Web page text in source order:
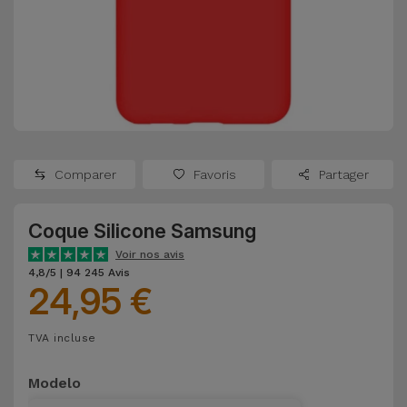
OnePlus
Google
Reconditionnés
Reconditionnés
Consoles de
Jeux
Reconditionnées
Voir
tout
Batteries
Chargeurs
Ecouteurs
et
Enceintes
Montres
Comparer Favoris Partager
Coque Silicone Samsung
Voir nos avis
4,8/5 | 94 245 Avis
24,95 €
TVA incluse
Modelo